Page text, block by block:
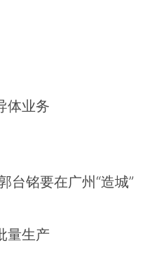
体业务
台铭要在广州“造城”
量生产